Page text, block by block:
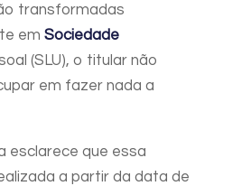
transformadas
em Sociedade
(SLU), o titular não
em fazer nada a
esclarece que essa
a partir da data de